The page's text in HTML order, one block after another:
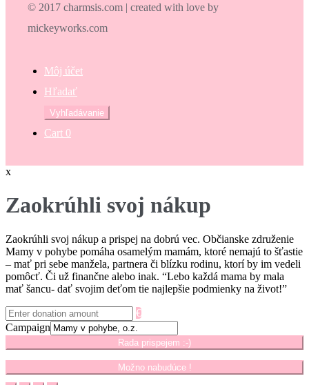
© 2017 charmsis.com | created with love by
mickeyworks.com
Môj účet
Hľadať
Hľadať:
Vyhľadávanie
Cart 0
x
Zaokrúhli svoj nákup
Zaokrúhli svoj nákup a prispej na dobrú vec. Občianske združenie
Mamy v pohybe pomáha osamelým mamám, ktoré nemajú to šťastie
– mať pri sebe manžela, partnera či blízku rodinu, ktorí by im vedeli
pomôcť. Či už finančne alebo inak. “Lebo každá mama by mala
mať šancu- dať svojim deťom tie najlepšie podmienky na život!”
€
Campaign
Rada prispejem :-)
Možno nabudúce !